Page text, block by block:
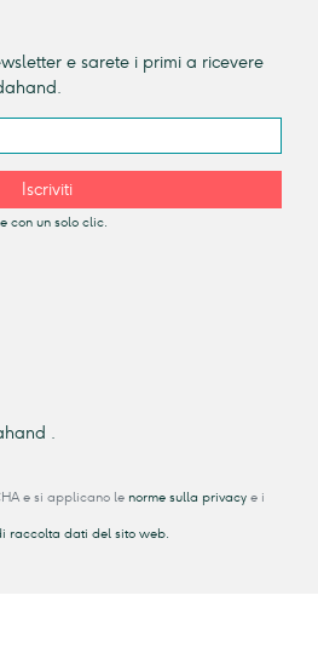
e sarete i primi a ricevere
Iscriviti
con un solo clic.
.
e si applicano le norme sulla privacy e i
raccolta dati del sito web.